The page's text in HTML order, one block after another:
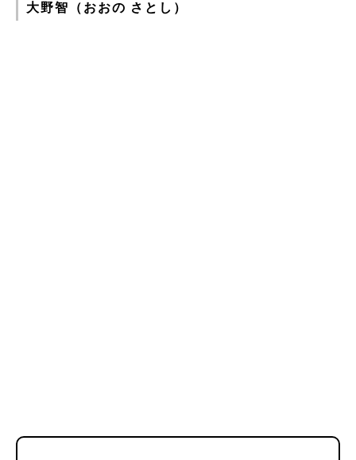
大野智（おおの さとし）